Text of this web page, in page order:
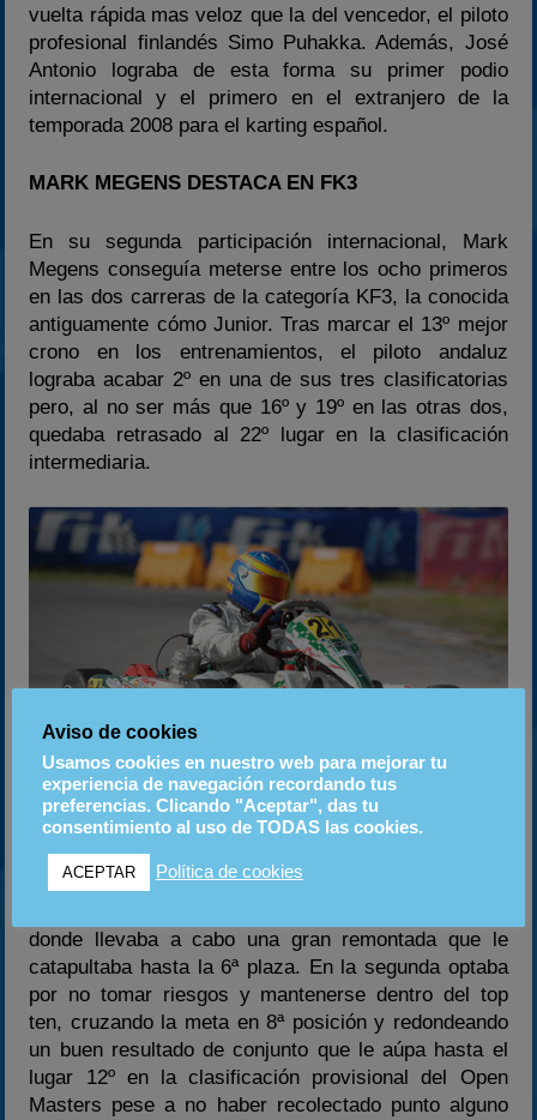
vuelta rápida mas veloz que la del vencedor, el piloto
profesional finlandés Simo Puhakka. Además, José
Antonio lograba de esta forma su primer podio
internacional y el primero en el extranjero de la
temporada 2008 para el karting español.
MARK MEGENS DESTACA EN FK3
En su segunda participación internacional, Mark
Megens conseguía meterse entre los ocho primeros
en las dos carreras de la categoría KF3, la conocida
antiguamente cómo Junior. Tras marcar el 13º mejor
crono en los entrenamientos, el piloto andaluz
lograba acabar 2º en una de sus tres clasificatorias
pero, al no ser más que 16º y 19º en las otras dos,
quedaba retrasado al 22º lugar en la clasificación
intermediaria.
Una excelente primera manga aupaba a Megens
hasta la sexta posición
No obstante, en las finales Mark efectuaba sendas
donde llevaba a cabo una gran remontada que le
catapultaba hasta la 6ª plaza. En la segunda optaba
por no tomar riesgos y mantenerse dentro del top
ten, cruzando la meta en 8ª posición y redondeando
un buen resultado de conjunto que le aúpa hasta el
lugar 12º en la clasificación provisional del Open
Masters pese a no haber recolectado punto alguno
Aviso de cookies
Usamos cookies en nuestro web para mejorar tu
experiencia de navegación recordando tus
preferencias. Clicando "Aceptar", das tu
consentimiento al uso de TODAS las cookies.
ACEPTAR Política de cookies